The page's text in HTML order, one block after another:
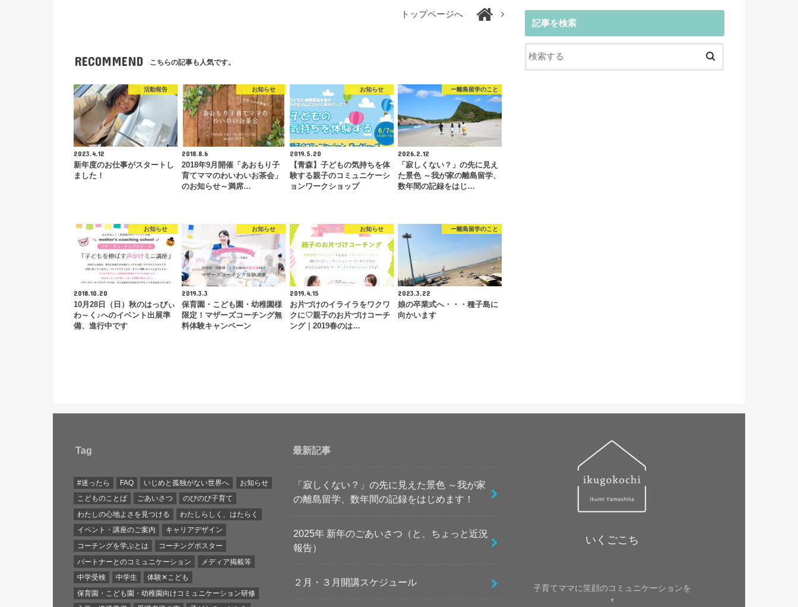
トップページへ
RECOMMEND こちらの記事も人気です。
活動報告
2023.4.12
新年度のお仕事がスタートし
ました！
お知らせ
2018.8.6
2018年9月開催「あおもり子
育てママのわいわいお茶会」
のお知らせ～満席…
お知らせ
2019.5.20
【青森】子どもの気持ちを体
験する親子のコミュニケーシ
ョンワークショップ
ー離島留学のこと
2026.2.12
「寂しくない？」の先に見え
た景色 ～我が家の離島留学、
数年間の記録をはじ…
お知らせ
2018.10.20
10月28日（日）秋のはっぴぃ
わ～く♪へのイベント出展準
備、進行中です
お知らせ
2019.3.3
保育園・こども園・幼稚園様
限定！マザーズコーチング無
料体験キャンペーン
お知らせ
2019.4.15
お片づけのイライラをワクワ
クに♡親子のお片づけコーチ
ング｜2019春のは…
ー離島留学のこと
2023.3.22
娘の卒業式へ・・・種子島に
向かいます
記事を検索
Tag
#迷ったら FAQ いじめと孤独がない世界へ
お知らせ
こどものことば
ごあいさつ
のびのび子育て
わたしの心地よさを見つける
わたしらしく、はたらく
イベント・講座のご案内
キャリアデザイン
コーチングを学ぶとは
コーチングポスター
パートナーとのコミュニケーション
メディア掲載等
中学受検
中学生
体験✕こども
保育園・こども園・幼稚園向けコミュニケーション研修
最新記事
「寂しくない？」の先に見えた景色 ～我が家
の離島留学、数年間の記録をはじめます！
2025年 新年のごあいさつ（と、ちょっと近況
報告）
２月・３月開講スケジュール
いくごこち
子育てママに笑顔のコミュニケーションを
*